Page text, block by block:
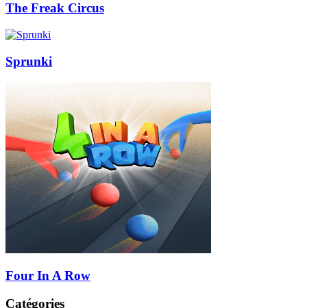
The Freak Circus
Sprunki
Four In A Row
Catégories